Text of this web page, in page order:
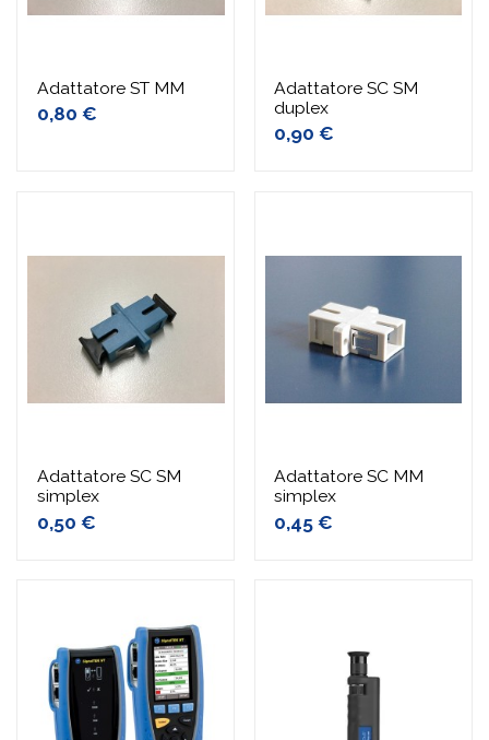
Adattatore ST MM
0,80 €
Adattatore SC SM
duplex
0,90 €
Adattatore SC SM
simplex
0,50 €
Adattatore SC MM
simplex
0,45 €